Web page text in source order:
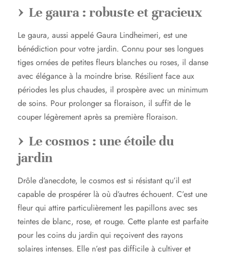
Le gaura : robuste et gracieux
Le gaura, aussi appelé Gaura Lindheimeri, est une
bénédiction pour votre jardin. Connu pour ses longues
tiges ornées de petites fleurs blanches ou roses, il danse
avec élégance à la moindre brise. Résilient face aux
périodes les plus chaudes, il prospère avec un minimum
de soins. Pour prolonger sa floraison, il suffit de le
couper légèrement après sa première floraison.
Le cosmos : une étoile du
jardin
Drôle d’anecdote, le cosmos est si résistant qu’il est
capable de prospérer là où d’autres échouent. C’est une
fleur qui attire particulièrement les papillons avec ses
teintes de blanc, rose, et rouge. Cette plante est parfaite
pour les coins du jardin qui reçoivent des rayons
solaires intenses. Elle n’est pas difficile à cultiver et